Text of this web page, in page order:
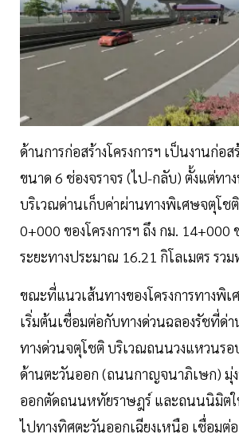
ด้านการก่อสร้างโครงการฯ เป็นงานก่อส
ขนาด 6 ช่องจราจร (ไป-กลับ) ตั้งแต่ทา
บริเวณด่านเก็บค่าผ่านทางพิเศษจตุโช
0+000 ของโครงการฯ ถึง กม. 14+000
ระยะทางประมาณ 16.21 กิโลเมตร รวม
ขณะที่แนวเส้นทางของโครงการทางพิเ
เริ่มต้นเชื่อมต่อกับทางด่วนฉลองรัชที่ด่
ทางด่วนจตุโชติ บริเวณถนนวงแหวนร
ด้านตะวันออก (ถนนกาญจนาภิเษก) มุ่
ออกตัดถนนหทัยราษฎร์ และถนนนิมิตใ
ไปทางทิศตะวันออกเฉียงเหนือ เชื่อมต่